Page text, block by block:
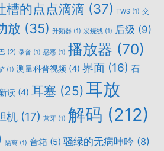
的点点滴滴 (37) TWS (1) 交
放 (35) 升频器 (1) 发烧线 (1) 后级 (9)
(2) 录音 (1) 恶恶 (1) 播放器 (70)
(1) 测量科普视频 (4) 界面 (16) 石
读 (4) 耳塞 (25) 耳放
机 (17) 蓝牙 (1) 解码 (212)
隔离 (1) 音箱 (5) 骚绿的无病呻吟 (8)